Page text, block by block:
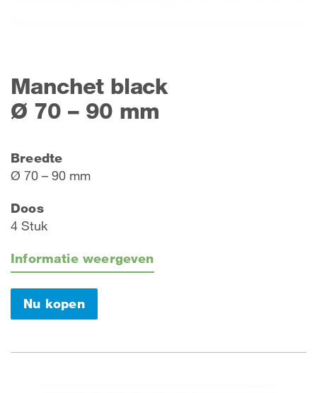
Manchet black
Ø 70 – 90 mm
Breedte
Ø 70 – 90 mm
Doos
4 Stuk
Informatie weergeven
Nu kopen